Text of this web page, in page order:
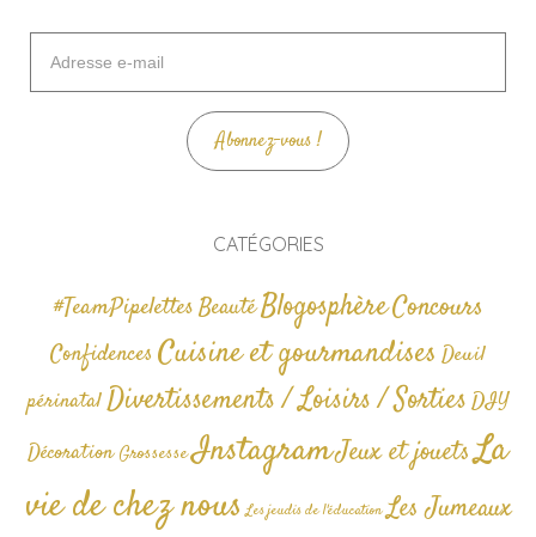
mail
Abonnez-vous !
CATÉGORIES
#TeamPipelettesBeautéBlogosphèreConcours
Confidences Cuisine et gourmandises Deuil
périnatalDivertissements / Loisirs / SortiesDIY
Décoration GrossesseInstagramJeux et jouetsLa
vie de chez nous Les jeudis de l'éducation Les Jumeaux